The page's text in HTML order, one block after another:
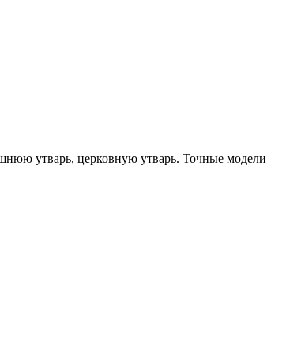
утварь, церковную утварь. Точные модели